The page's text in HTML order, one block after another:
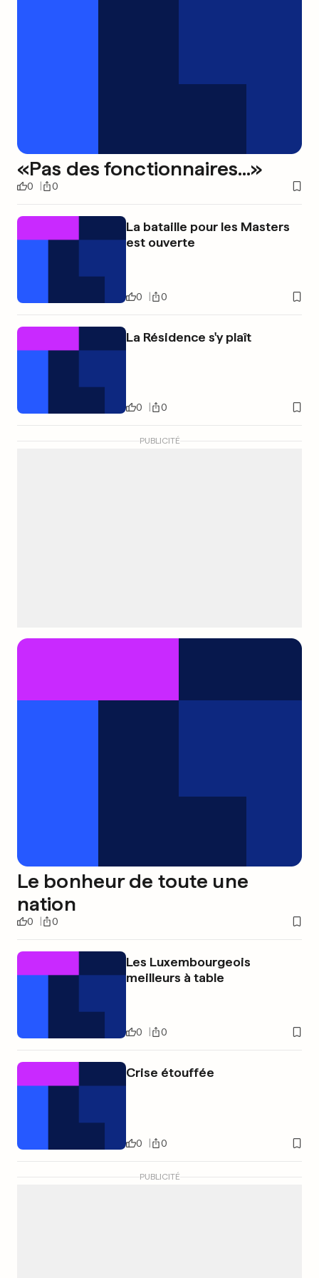
«Pas des fonctionnaires...»
0 0
La bataille pour les Masters
est ouverte
0 0
La Résidence s'y plaît
0 0
PUBLICITÉ
Le bonheur de toute une
nation
0 0
Les Luxembourgeois
meilleurs à table
0 0
Crise étouffée
0 0
PUBLICITÉ